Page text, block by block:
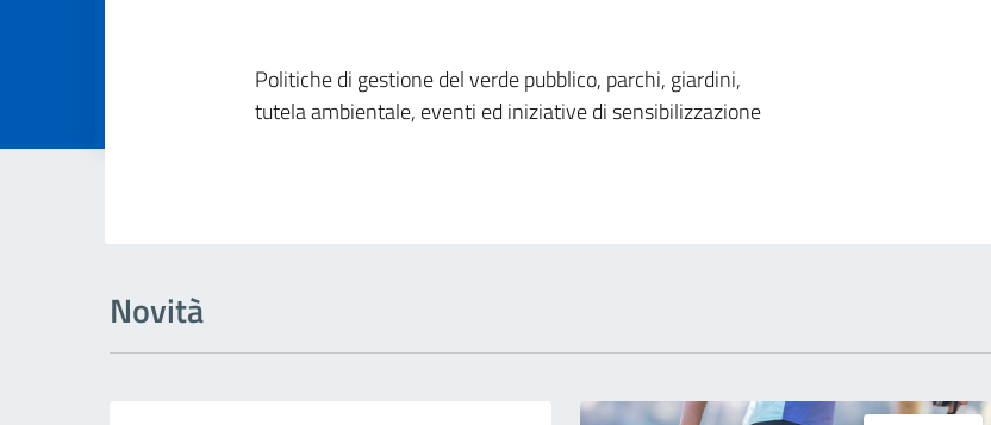
Politiche di gestione del verde pubblico, parchi, giardini,
tutela ambientale, eventi ed iniziative di sensibilizzazione
Novità